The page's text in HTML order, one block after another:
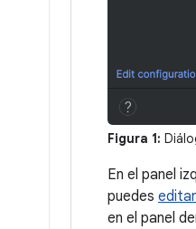
Figura 1:
En el panel
puedes
en el panel